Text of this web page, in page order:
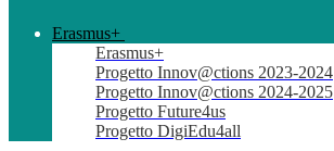
Erasmus+
Erasmus+
Progetto Innov@ctions 2023-2024
Progetto Innov@ctions 2024-2025
Progetto Future4us
Progetto DigiEdu4all